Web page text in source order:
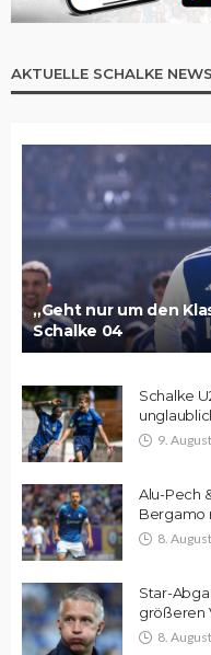
AKTUELLE SCHALKE NEWS
„Geht nur um den
Schalke 04
Schalke
9.
Alu-Pech
Bergamo
8.
Star-
größeren
8.